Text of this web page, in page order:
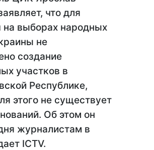
что для
на выборах народных
не
создание
участков в
Республике,
этого не существует
Об этом он
журналистам в
ICTV.